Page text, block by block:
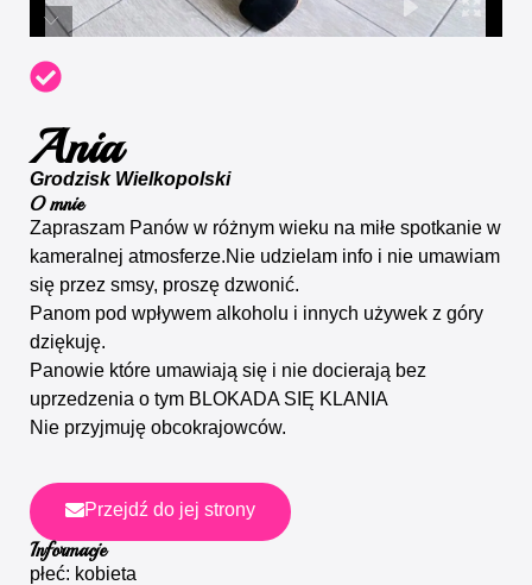
Ania
Grodzisk Wielkopolski
O mnie
Zapraszam Panów w różnym wieku na miłe spotkanie w
kameralnej atmosferze.Nie udzielam info i nie umawiam
się przez smsy, proszę dzwonić.
Panom pod wpływem alkoholu i innych używek z góry
dziękuję.
Panowie które umawiają się i nie docierają bez
uprzedzenia o tym BLOKADA SIĘ KLANIA
Nie przyjmuję obcokrajowców.
Przejdź do jej strony
Informacje
płeć: kobieta